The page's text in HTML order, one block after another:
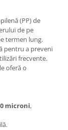
(PP) de
de pe
termen lung.
pentru a preveni
frecvente.
oferă o
microni,